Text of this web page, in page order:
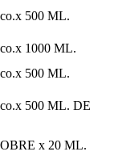
500 ML.
1000 ML.
500 ML.
500 ML. DE
x 20 ML.